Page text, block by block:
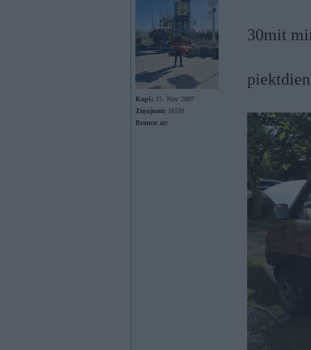
Kopš: 15. Nov 2007
Ziņojumi: 16591
Braucu ar:
30mit